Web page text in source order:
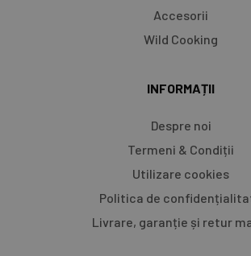
Accesorii
Wild Cooking
INFORMAȚII
Despre noi
Termeni & Condiții
Utilizare cookies
Politica de
Livrare, garanție și retur